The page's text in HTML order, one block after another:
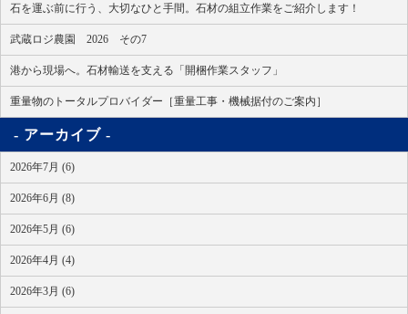
石を運ぶ前に行う、大切なひと手間。石材の組立作業をご紹介します！
武蔵ロジ農園 2026 その7
港から現場へ。石材輸送を支える「開梱作業スタッフ」
重量物のトータルプロバイダー［重量工事・機械据付のご案内］
アーカイブ
2026年7月 (6)
2026年6月 (8)
2026年5月 (6)
2026年4月 (4)
2026年3月 (6)